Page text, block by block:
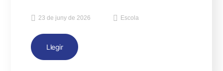
23 de juny de 2026 Escola
Llegir